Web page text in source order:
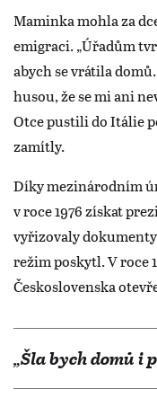
Maminka mohla za
emigraci. „Úřadům
abych se vrátila
husou, že se mi ani
Otce pustili do Itálie
zamítly.
Díky mezinárodním
v roce 1976 získat
vyřizovaly
režim poskytl. V roce
Československa
„Šla bych domů i